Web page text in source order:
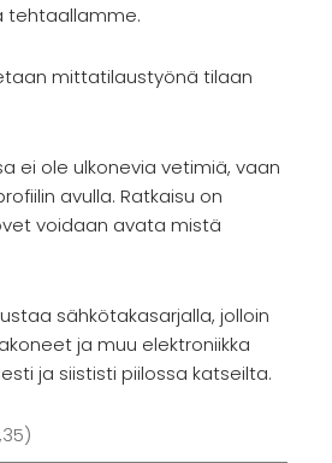
tehtaallamme.
mittatilaustyönä tilaan
ei ole ulkonevia vetimiä, vaan
avulla. Ratkaisu on
voidaan avata mistä
sähkötakasarjalla, jolloin
ja muu elektroniikka
ja siististi piilossa katseilta.
)